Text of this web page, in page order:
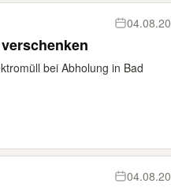
bei Abholung in Bad